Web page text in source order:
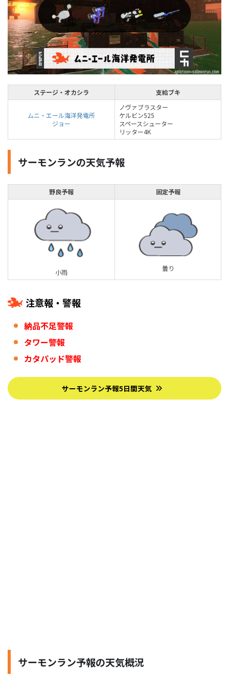
ステージ・オカシラ 支給ブキ
ムニ・エール海洋発電所
ジョー
ノヴァブラスター
ケルビン525
スペースシューター
リッター4K
サーモンランの天気予報
野良予報 固定予報
小雨 曇り
注意報・警報
納品不足警報
タワー警報
カタパッド警報
サーモンラン予報5日間天気
サーモンラン予報の天気概況